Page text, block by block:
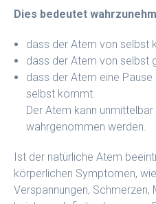
Dies bedeutet
dass der Atem von selbst
dass der Atem von selbst
dass der Atem eine
selbst kommt.
Der Atem kann
wahrgenommen werden.
Ist der natürliche Atem
körperlichen Symptomen,
Verspannungen, Schmerzen,